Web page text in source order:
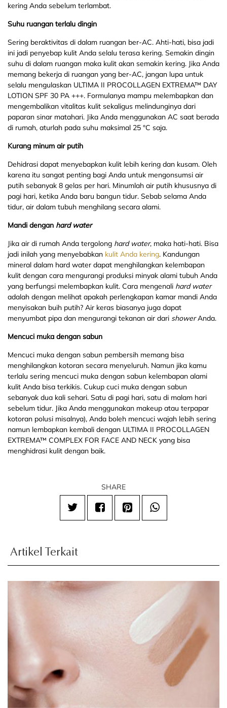
kering Anda sebelum terlambat.
Suhu ruangan terlalu dingin
Sering beraktivitas di dalam ruangan ber-AC. Ahti-hati, bisa jadi
ini jadi penyebap kulit Anda selalu terasa kering. Semakin dingin
suhu di dalam ruangan maka kulit akan semakin kering. Jika Anda
memang bekerja di ruangan yang ber-AC, jangan lupa untuk
selalu mengulaskan ULTIMA II PROCOLLAGEN EXTREMA™ DAY
LOTION SPF 30 PA +++. Formulanya mampu melembapkan dan
mengembalikan vitalitas kulit sekaligus melindunginya dari
paparan sinar matahari. Jika Anda menggunakan AC saat berada
di rumah, aturlah pada suhu maksimal 25 °C saja.
Kurang minum air putih
Dehidrasi dapat menyebapkan kulit lebih kering dan kusam. Oleh
karena itu sangat penting bagi Anda untuk mengonsumsi air
putih sebanyak 8 gelas per hari. Minumlah air putih khususnya di
pagi hari, ketika Anda baru bangun tidur. Sebab selama Anda
tidur, air dalam tubuh menghilang secara alami.
Mandi dengan hard water
Jika air di rumah Anda tergolong hard water, maka hati-hati. Bisa
jadi inilah yang menyebabkan kulit Anda kering. Kandungan
mineral dalam hard water dapat menghilangkan kelembapan
kulit dengan cara mengurangi produksi minyak alami tubuh Anda
yang berfungsi melembapkan kulit. Cara mengenali hard water
adalah dengan melihat apakah perlengkapan kamar mandi Anda
menyisakan buih putih? Air keras biasanya juga dapat
menyumbat pipa dan mengurangi tekanan air dari showerAnda.
Mencuci muka dengan sabun
Mencuci muka dengan sabun pembersih memang bisa
menghilangkan kotoran secara menyeluruh. Namun jika kamu
terlalu sering mencuci muka dengan sabun kelembapan alami
kulit Anda bisa terkikis. Cukup cuci muka dengan sabun
sebanyak dua kali sehari. Satu di pagi hari, satu di malam hari
sebelum tidur. Jika Anda menggunakan makeup atau terpapar
kotoran polusi misalnya), Anda boleh mencuci wajah lebih sering
namun lembapkan kembali dengan ULTIMA II PROCOLLAGEN
EXTREMA™ COMPLEX FOR FACE AND NECK yang bisa
menghidrasi kulit dengan baik.
SHARE
Artikel Terkait